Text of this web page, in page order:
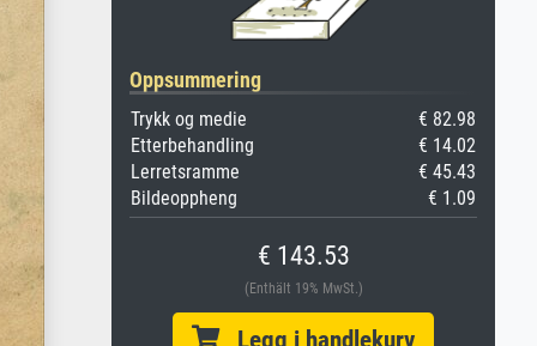
Oppsummering
Trykk og medie
€ 82.98
Etterbehandling
€ 14.02
Lerretsramme
€ 45.43
Bildeoppheng
€ 1.09
€ 143.53
(Enthält 19% MwSt.)
Legg i handlekurv